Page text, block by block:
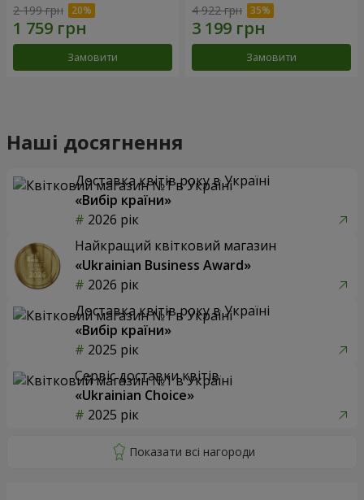
2 199 грн
Замовити
4 922 грн
Замовити
Наші досягнення
Доставка квітів року в Україні
«Вибір країни»
2026 рік
Найкращий квітковий магазин
«Ukrainian Business Award»
2026 рік
Доставка квітів року в Україні
«Вибір країни»
2025 рік
Сервіс доставки квітів
«Ukrainian Choice»
2025 рік